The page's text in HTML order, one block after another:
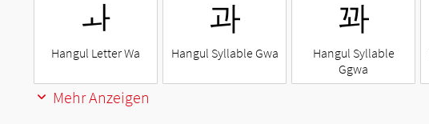
ㅘ
Hangul Letter Wa
과
Hangul Syllable Gwa
꽈
Hangul Syllable
Ggwa
Mehr Anzeigen